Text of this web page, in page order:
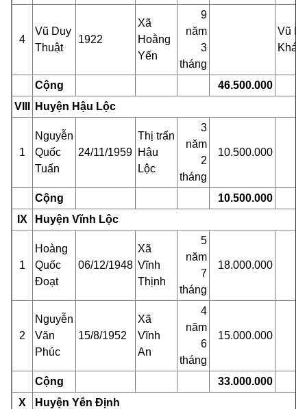
4
Vũ Duy
Thuật
1922
Xã
Hoằng
Yến
9
năm
3
tháng
Vũ
Cộng
46.500.000
VIII
Huyện Hậu Lộc
1
Nguyễn
Quốc
Tuấn
24/11/1959
Thị trấn
Hậu
Lộc
3
năm
2
tháng
10.500.000
Cộng
10.500.000
IX
Huyện Vĩnh Lộc
1
Hoàng
Quốc
Đoạt
06/12/1948
Xã
Vĩnh
Thịnh
5
năm
7
tháng
18.000.000
2
Nguyễn
Văn
Phúc
15/8/1952
Xã
Vĩnh
An
4
năm
6
tháng
15.000.000
Cộng
33.000.000
X
Huyện Yên Định